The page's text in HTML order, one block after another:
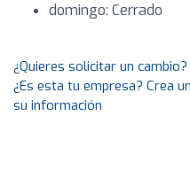
domingo: Cerrado
¿Quieres solicitar un cambio?
¿Es esta tu empresa? Crea
su información